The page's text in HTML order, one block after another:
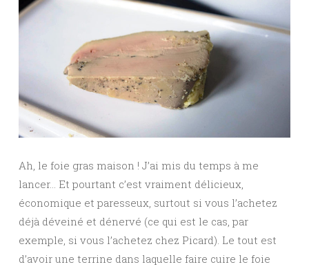
Ah, le foie gras maison ! J’ai mis du temps à me
lancer… Et pourtant c’est vraiment délicieux,
économique et paresseux, surtout si vous l’achetez
déjà déveiné et dénervé (ce qui est le cas, par
exemple, si vous l’achetez chez Picard). Le tout est
d’avoir une terrine dans laquelle faire cuire le foie